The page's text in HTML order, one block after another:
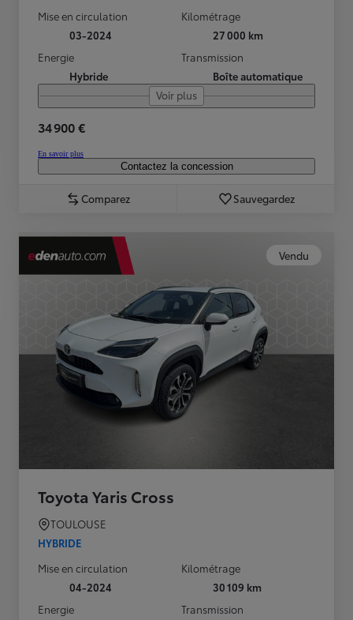
Mise en circulation
03-2024
Kilométrage
27 000 km
Energie
Hybride
Transmission
Boîte automatique
Voir plus
34 900 €
En savoir plus
Contactez la concession
Comparez Sauvegardez
Vendu
Toyota Yaris Cross
TOULOUSE
HYBRIDE
Mise en circulation
04-2024
Kilométrage
30 109 km
Energie
Transmission